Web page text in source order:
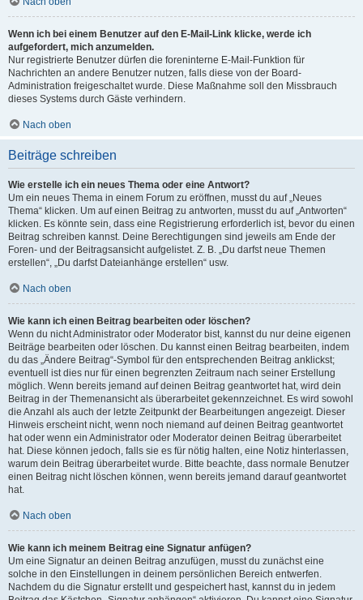
Wenn ich bei einem Benutzer auf den E-Mail-Link klicke, werde ich
aufgefordert, mich anzumelden.
Nur registrierte Benutzer dürfen die foreninterne E-Mail-Funktion für
Nachrichten an andere Benutzer nutzen, falls diese von der Board-
Administration freigeschaltet wurde. Diese Maßnahme soll den Missbrauch
dieses Systems durch Gäste verhindern.
Nach oben
Beiträge schreiben
Wie erstelle ich ein neues Thema oder eine Antwort?
Um ein neues Thema in einem Forum zu eröffnen, musst du auf „Neues
Thema“ klicken. Um auf einen Beitrag zu antworten, musst du auf „Antworten“
klicken. Es könnte sein, dass eine Registrierung erforderlich ist, bevor du einen
Beitrag schreiben kannst. Deine Berechtigungen sind jeweils am Ende der
Foren- und der Beitragsansicht aufgelistet. Z. B. „Du darfst neue Themen
erstellen“, „Du darfst Dateianhänge erstellen“ usw.
Nach oben
Wie kann ich einen Beitrag bearbeiten oder löschen?
Wenn du nicht Administrator oder Moderator bist, kannst du nur deine eigenen
Beiträge bearbeiten oder löschen. Du kannst einen Beitrag bearbeiten, indem
du das „Ändere Beitrag“-Symbol für den entsprechenden Beitrag anklickst;
eventuell ist dies nur für einen begrenzten Zeitraum nach seiner Erstellung
möglich. Wenn bereits jemand auf deinen Beitrag geantwortet hat, wird dein
Beitrag in der Themenansicht als überarbeitet gekennzeichnet. Es wird sowohl
die Anzahl als auch der letzte Zeitpunkt der Bearbeitungen angezeigt. Dieser
Hinweis erscheint nicht, wenn noch niemand auf deinen Beitrag geantwortet
hat oder wenn ein Administrator oder Moderator deinen Beitrag überarbeitet
hat. Diese können jedoch, falls sie es für nötig halten, eine Notiz hinterlassen,
warum dein Beitrag überarbeitet wurde. Bitte beachte, dass normale Benutzer
einen Beitrag nicht löschen können, wenn bereits jemand darauf geantwortet
hat.
Nach oben
Wie kann ich meinem Beitrag eine Signatur anfügen?
Um eine Signatur an deinen Beitrag anzufügen, musst du zunächst eine
solche in den Einstellungen in deinem persönlichen Bereich entwerfen.
Nachdem du die Signatur erstellt und gespeichert hast, kannst du in jedem